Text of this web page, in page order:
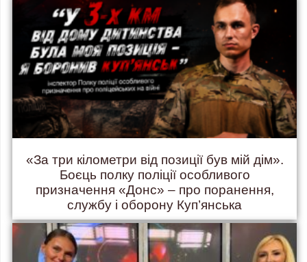
«За три кілометри від позиції був мій дім».
Боєць полку поліції особливого
призначення «Донс» – про поранення,
службу і оборону Куп’янська